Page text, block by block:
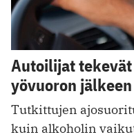
Autoilijat
yövuoron jälkeen
Tutkittujen
kuin alkoholin